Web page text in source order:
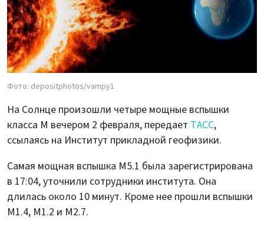
Фото: depositphotos/vampy1
На Солнце произошли четыре мощные вспышки
класса М вечером 2 февраля, передает ТАСС,
ссылаясь на Институт прикладной геофизики.
Самая мощная вспышка M5.1 была зарегистрирована
в 17:04, уточнили сотрудники института. Она
длилась около 10 минут. Кроме нее прошли вспышки
М1.4, М1.2 и М2.7.